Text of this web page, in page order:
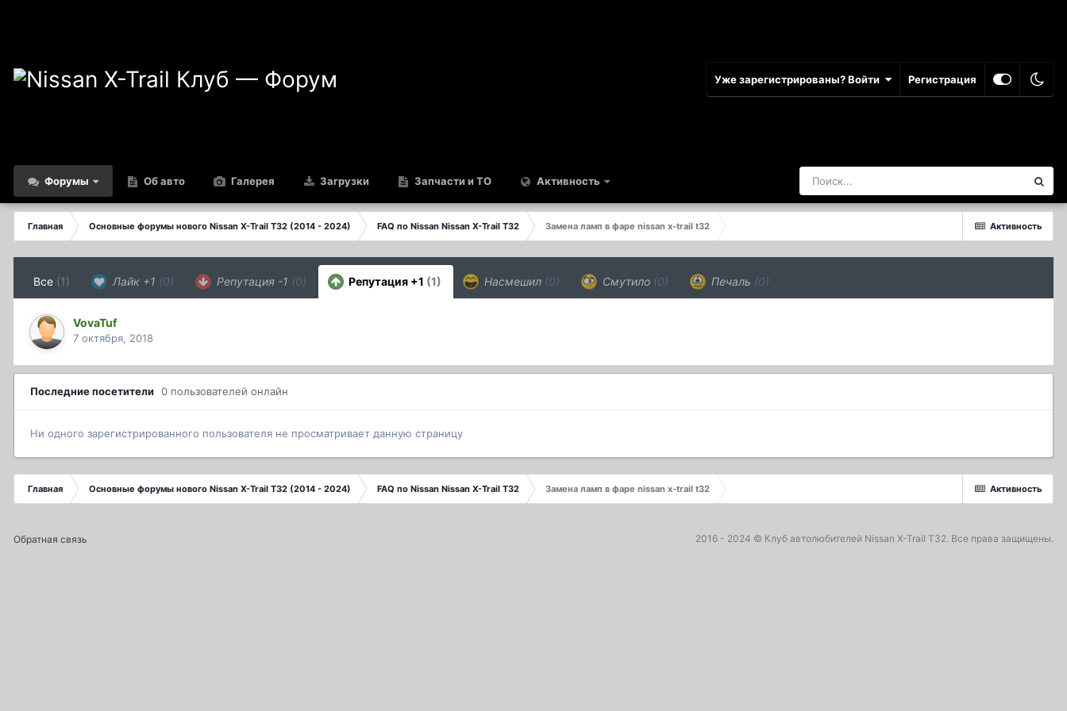
Уже зарегистрированы? Войти Регистрация
Форумы Об авто Галерея Загрузки Запчасти и ТО Активность
Активность
Главная Основные форумы нового Nissan X-Trail T32 (2014 - 2024) FAQ по Nissan Nissan X-Trail T32 Замена ламп в фаре nissan x-trail t32
Все (1) Лайк +1 (0) Репутация -1 (0) Репутация +1 (1) Насмешил (0) Смутило (0) Печаль (0)
VovaTuf
7 октября, 2018
Последние посетители 0 пользователей онлайн
Ни одного зарегистрированного пользователя не просматривает данную страницу
Активность
Главная Основные форумы нового Nissan X-Trail T32 (2014 - 2024) FAQ по Nissan Nissan X-Trail T32 Замена ламп в фаре nissan x-trail t32
Обратная связь 2016 - 2024 © Клуб автолюбителей Nissan X-Trail T32. Все права защищены.